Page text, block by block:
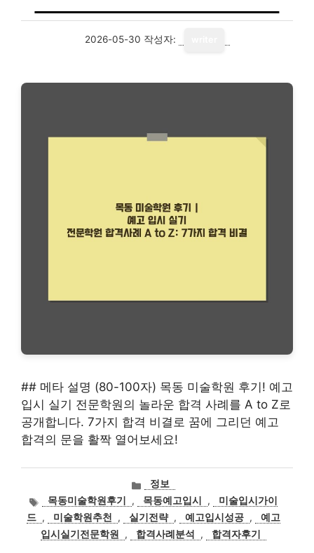
2026-05-30 작성자:
## 메타 설명 (80-100자) 목동 미술학원 후기! 예고
입시 실기 전문학원의 놀라운 합격 사례를 A to Z로
공개합니다. 7가지 합격 비결로 꿈에 그리던 예고
합격의 문을 활짝 열어보세요!
카
테
고
리
정보
태목동미술학원후기 , 목동예고입시 ,
미술입시가이
드 , 미술학원추천 , 실기전략 , 예고입시성공 ,
예고
입시실기전문학원
, 합격사례분석 , 합격자후기